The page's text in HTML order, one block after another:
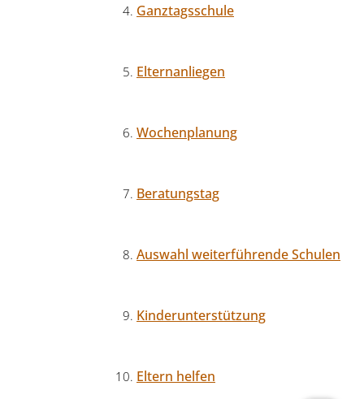
Ganztagsschule
Elternanliegen
Wochenplanung
Beratungstag
Auswahl weiterführende Schulen
Kinderunterstützung
Eltern helfen